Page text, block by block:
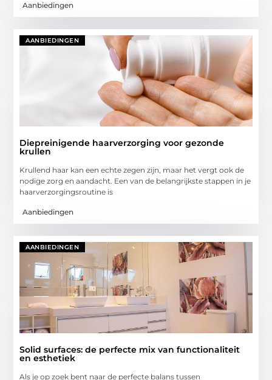
Aanbiedingen
AANBIEDINGEN
Diepreinigende haarverzorging voor gezonde
krullen
Krullend haar kan een echte zegen zijn, maar het vergt ook de
nodige zorg en aandacht. Een van de belangrijkste stappen in je
haarverzorgingsroutine is
Aanbiedingen
AANBIEDINGEN
Solid surfaces: de perfecte mix van functionaliteit
en esthetiek
Als je op zoek bent naar de perfecte balans tussen